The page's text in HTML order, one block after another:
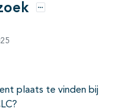
Opties
plaats te vinden bij